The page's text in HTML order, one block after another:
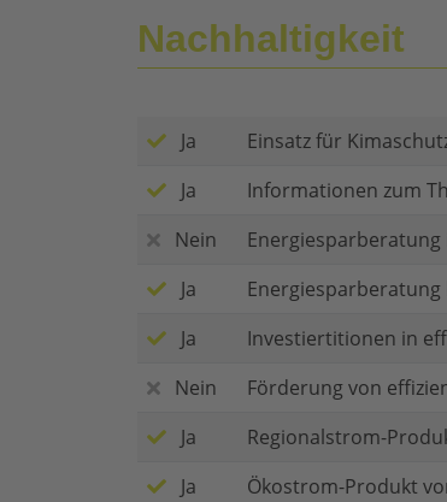
Nachhaltigkeit
Ja
Einsatz für
Ja
Informationen zum
Nein
Ja
Energiesparberatung
Ja
Investiertitionen in
Nein
Förderung von
Ja
Regionalstrom-
Ja
Ökostrom-Produkt